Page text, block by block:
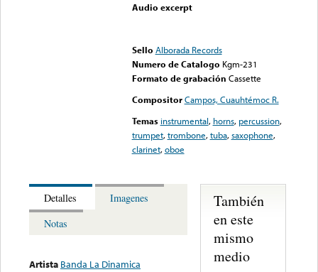
Audio excerpt
Sello Alborada Records
Numero de Catalogo Kgm-231
Formato de grabación Cassette
Compositor Campos, Cuauhtémoc R.
Temas instrumental, horns, percussion,
trumpet,trombone,tuba,saxophone,
clarinet,oboe
Detalles
Imagenes
Notas
Artista Banda La Dinamica
También
en este
mismo
medio